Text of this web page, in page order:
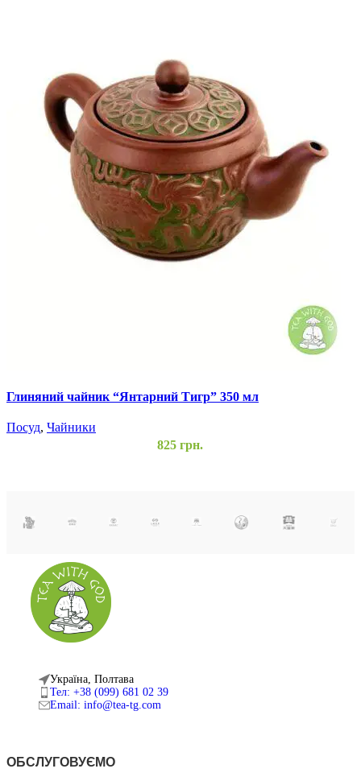
Глиняний чайник “Янтарний Тигр” 350 мл
Посуд, Чайники
825грн.
бажань
Додати в
Швидкий
перегляд
Україна, Полтава
Тел: +38 (099) 681 02 39
Email: info@tea-tg.com
ОБСЛУГОВУЄМО